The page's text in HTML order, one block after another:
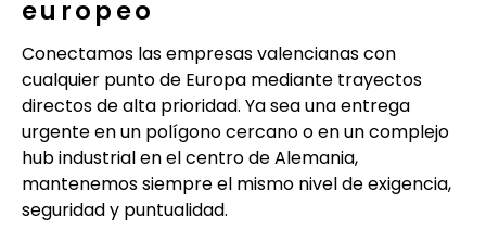
europeo
Conectamos las empresas valencianas con
cualquier punto de Europa mediante trayectos
directos de alta prioridad. Ya sea una entrega
urgente en un polígono cercano o en un complejo
hub industrial en el centro de Alemania,
mantenemos siempre el mismo nivel de exigencia,
seguridad y puntualidad.